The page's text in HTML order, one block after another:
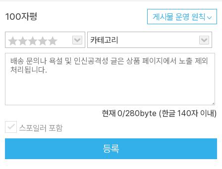
100자평 게시물 운영 원칙
카테고리
현재 0/280byte (한글 140자 이내)
스포일러 포함
등록